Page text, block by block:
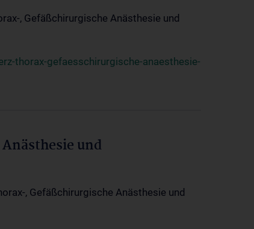
, Gefäßchirurgische Anästhesie und
thorax-gefaesschirurgische-anaesthesie-
und
, Gefäßchirurgische Anästhesie und